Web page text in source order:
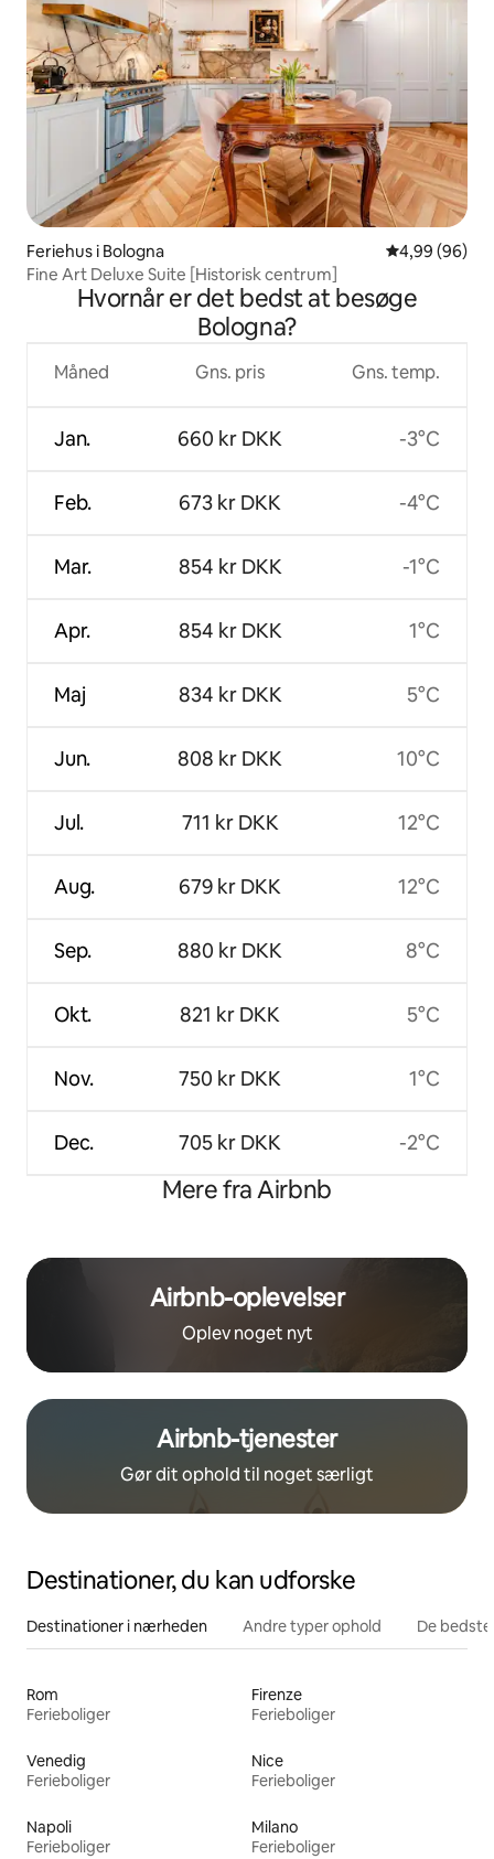
Feriehus i Bologna 4,99 ud af 5 i
4,99 (96)
Fine Art Deluxe Suite [Historisk centrum]
Hvornår er det bedst at besøge
Bologna?
Måned
Jan.
Feb.
Mar.
Apr.
Maj
Jun.
Jul.
Aug.
Sep.
Okt.
Nov.
Dec.
Gns. pris
660 kr DKK
673 kr DKK
854 kr DKK
854 kr DKK
834 kr DKK
808 kr DKK
711 kr DKK
679 kr DKK
880 kr DKK
821 kr DKK
750 kr DKK
705 kr DKK
Gns. temp.
-3°C
-4°C
-1°C
1°C
5°C
10°C
12°C
12°C
8°C
5°C
1°C
-2°C
Mere fra Airbnb
Airbnb-oplevelser
Oplev noget nyt
Airbnb-tjenester
Gør dit ophold til noget særligt
Destinationer, du kan udforske
Destinationer i nærheden Andre typer ophold De
Rom
Ferieboliger
Firenze
Ferieboliger
Venedig
Ferieboliger
Nice
Ferieboliger
Napoli
Ferieboliger
Milano
Ferieboliger